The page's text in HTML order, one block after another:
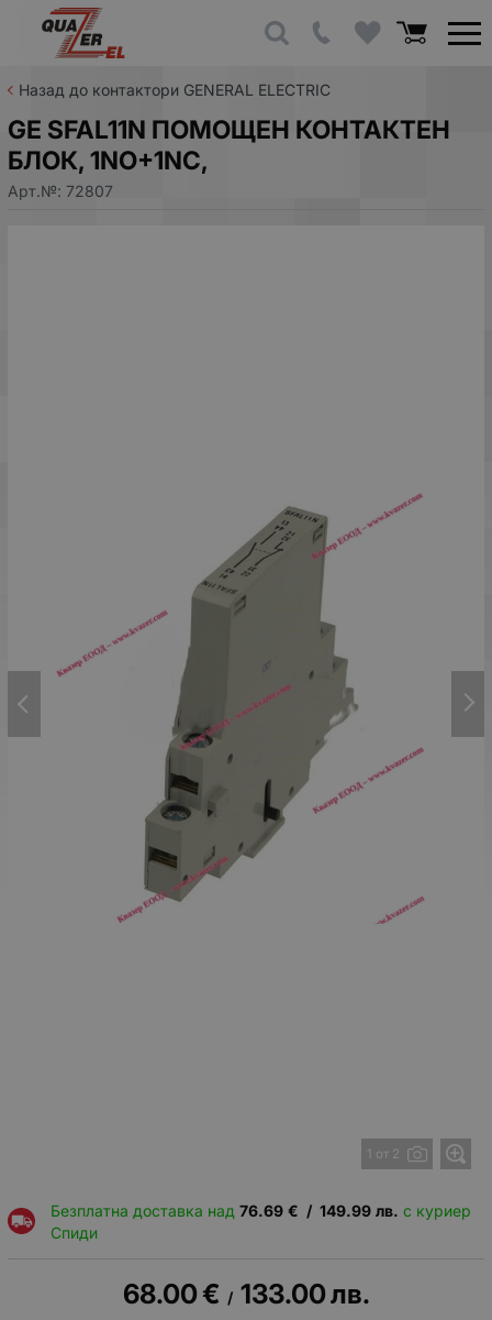
Назад до контактори GENERAL ELECTRIC
GE SFAL11N ПОМОЩЕН КОНТАКТЕН
БЛОК, 1NO+1NC,
Арт.№: 72807
1 от 2
Безплатна доставка над 76.69 € / 149.99 лв. с куриер
Спиди
68.00€ / 133.00лв.